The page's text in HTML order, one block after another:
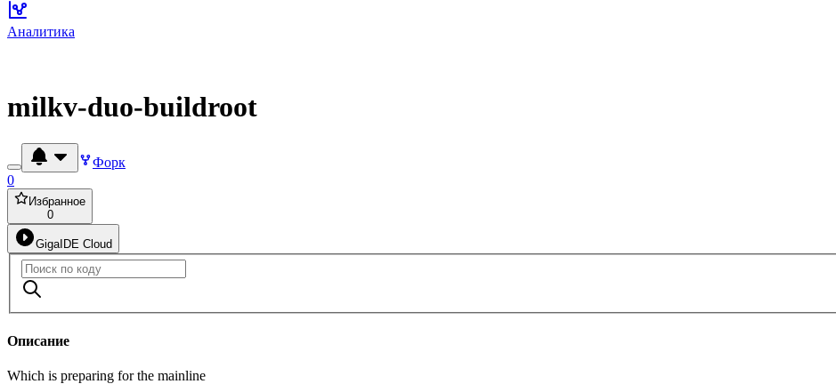
Аналитика
milkv-duo-buildroot
Форк
0
Избранное
0
GigaIDE Cloud
Описание
Which is preparing for the mainline